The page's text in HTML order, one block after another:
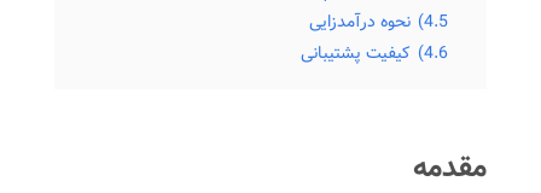
4.5) نحوه درآمدزایی
4.6) کیفیت پشتیبانی
مقدمه